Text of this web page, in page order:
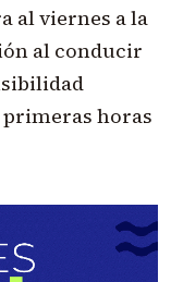
al viernes a la
al conducir
horas